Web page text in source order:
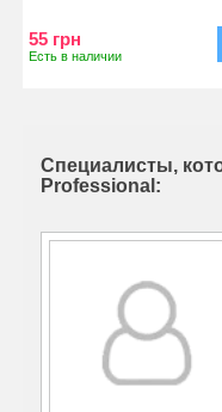
55 грн
Есть в наличии
Специалисты,
Professional: